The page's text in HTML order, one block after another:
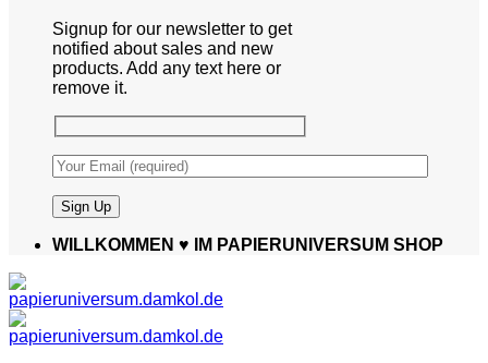
Signup for our newsletter to get
notified about sales and new
products. Add any text here or
remove it.
WILLKOMMEN ♥️ IM PAPIERUNIVERSUM SHOP